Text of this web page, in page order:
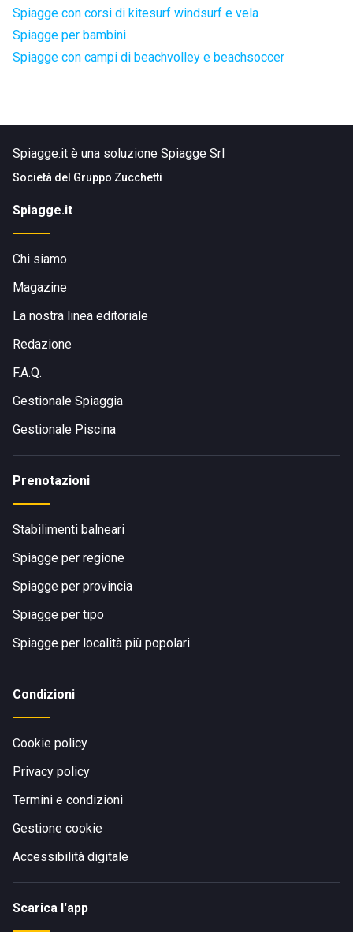
Spiagge con corsi di kitesurf windsurf e vela
Spiagge per bambini
Spiagge con campi di beachvolley e beachsoccer
Spiagge.it è una soluzione Spiagge Srl
Società del Gruppo Zucchetti
Spiagge.it
Chi siamo
Magazine
La nostra linea editoriale
Redazione
F.A.Q.
Gestionale Spiaggia
Gestionale Piscina
Prenotazioni
Stabilimenti balneari
Spiagge per regione
Spiagge per provincia
Spiagge per tipo
Spiagge per località più popolari
Condizioni
Cookie policy
Privacy policy
Termini e condizioni
Gestione cookie
Accessibilità digitale
Scarica l'app